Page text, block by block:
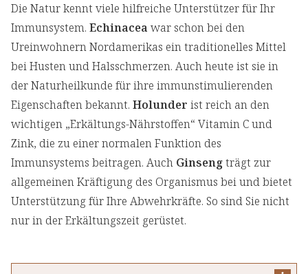
Die Natur kennt viele hilfreiche Unterstützer für Ihr
Immunsystem. Echinacea war schon bei den
Ureinwohnern Nordamerikas ein traditionelles Mittel
bei Husten und Halsschmerzen. Auch heute ist sie in
der Naturheilkunde für ihre immunstimulierenden
Eigenschaften bekannt. Holunder ist reich an den
wichtigen „Erkältungs-Nährstoffen“ Vitamin C und
Zink, die zu einer normalen Funktion des
Immunsystems beitragen. Auch Ginsengträgt zur
allgemeinen Kräftigung des Organismus bei und bietet
Unterstützung für Ihre Abwehrkräfte. So sind Sie nicht
nur in der Erkältungszeit gerüstet.